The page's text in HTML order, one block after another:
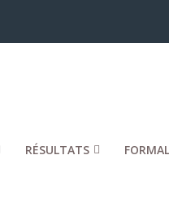
RÉSULTATS